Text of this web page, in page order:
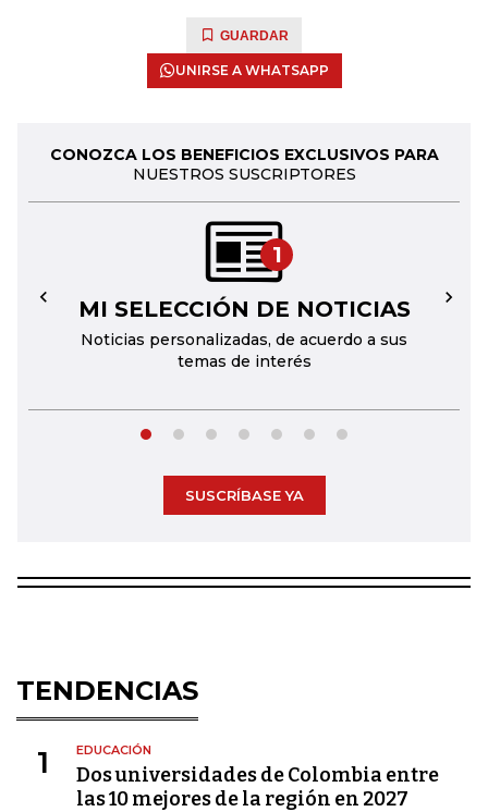
GUARDAR
UNIRSE A WHATSAPP
CONOZCA LOS BENEFICIOS EXCLUSIVOS PARA
NUESTROS SUSCRIPTORES
1
MI SELECCIÓN DE NOTICIAS
Noticias personalizadas, de acuerdo a sus
temas de interés
← →
SUSCRÍBASE YA
TENDENCIAS
1 EDUCACIÓN
Dos universidades de Colombia entre
las 10 mejores de la región en 2027